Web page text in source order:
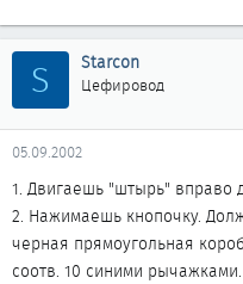
S Starcon
Цефировод
05.09.2002
1. Двигаешь "штырь" вправо
2. Нажимаешь кнопочку.
черная прямоугольная
соотв. 10 синими рычажками.